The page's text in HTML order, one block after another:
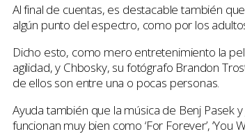
Al final de cuentas, es destacable también
algún punto del espectro, como por los
Dicho esto, como mero entretenimiento la
agilidad, y Chbosky, su fotógrafo Brandon
de ellos son entre una o pocas personas.
Ayuda también que la música de Benj Pasek
funcionan muy bien como ‘For Forever’, ‘You